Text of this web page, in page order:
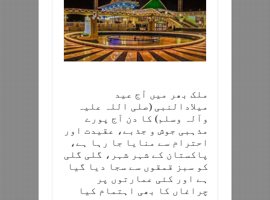
ملک بھر میں آج عید
میلادالنبی (صلی اللہ علیہ
وآلہ وسلم) کا دن آج پورے
مذہبی جوش و جذبے، عقیدت اور
احترام سے منایا جا رہا ہے،
پاکستان کے شہر شہر، گلی گلی
کو سبز قمقوں سے سجا دیا گیا
ہے اور کئی عمارتوں پر
چراغاں کا بھی اہتمام کیا